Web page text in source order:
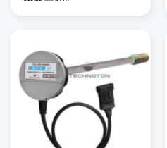
€49,35